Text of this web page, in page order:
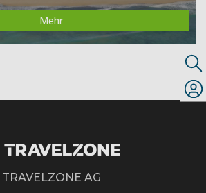
Mehr
TRAVELZONE AG